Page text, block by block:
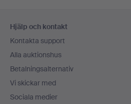
Hjälp och kontakt
Kontakta support
Alla auktionshus
Betalningsalternativ
Vi skickar med
Sociala medier